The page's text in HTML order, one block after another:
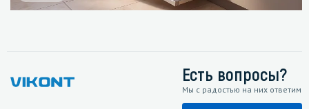
Есть вопросы?
Мы с радостью на них ответим